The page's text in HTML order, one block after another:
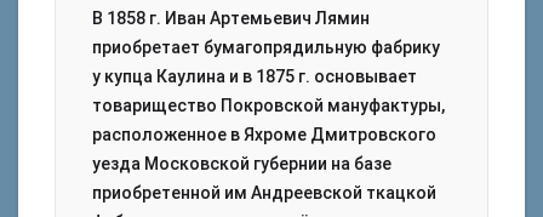
В 1858 г. Иван Артемьевич Лямин
приобретает бумагопрядильную фабрику
у купца Каулина и в 1875 г. основывает
товарищество Покровской мануфактуры,
расположенное в Яхроме Дмитровского
уезда Московской губернии на базе
приобретенной им Андреевской ткацкой